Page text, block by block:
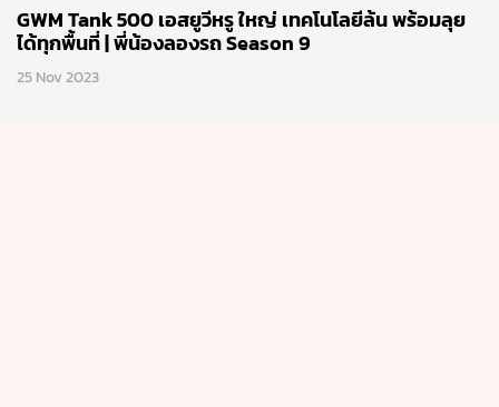
GWM Tank 500 เอสยูวีหรู ใหญ่ เทคโนโลยีล้น พร้อมลุย
ได้ทุกพื้นที่ | พี่น้องลองรถ Season 9
25 Nov 2023